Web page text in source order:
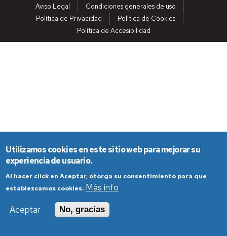
Aviso Legal
Condiciones generales de uso
Política de Privacidad
Política de Cookies
Política de Accesibilidad
Utilizamos cookies en este sitio web para mejorar su
experiencia de usuario.
Al hacer click en Aceptar, otorga su consentimiento para que
establezcamos cookies. Más info
Aceptar
No, gracias